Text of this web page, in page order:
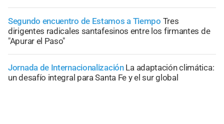
Segundo encuentro de Estamos a Tiempo Tres
dirigentes radicales santafesinos entre los firmantes de
"Apurar el Paso"
Jornada de Internacionalización La adaptación climática:
un desafío integral para Santa Fe y el sur global